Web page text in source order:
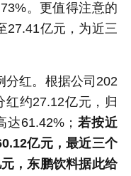
。更值得注意的
27.41亿元，为近三
分红。根据公司202
约27.12亿元，归
61.42%； 若按近
亿元，最近三个
，东鹏饮料据此给